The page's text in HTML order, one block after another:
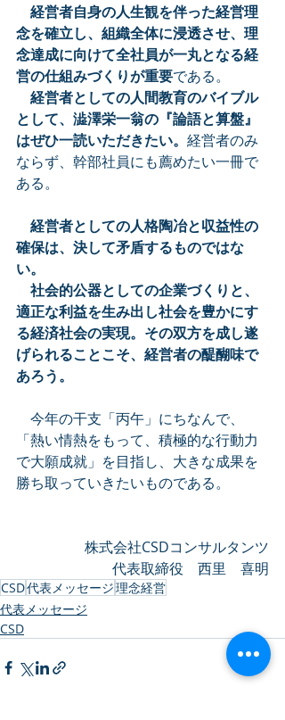
経営者自身の人生観を伴った経営理
念を確立し、組織全体に浸透させ、理
念達成に向けて全社員が一丸となる経
営の仕組みづくりが重要である。
経営者としての人間教育のバイブル
として、澁澤栄一翁の『論語と算盤』
はぜひ一読いただきたい。 経営者のみ
ならず、幹部社員にも薦めたい一冊で
ある。
経営者としての人格陶冶と収益性の
確保は、決して矛盾するものではな
い。
社会的公器としての企業づくりと、
適正な利益を生み出し社会を豊かにす
る経済社会の実現。その双方を成し遂
げられることこそ、経営者の醍醐味で
あろう。
今年の干支「丙午」にちなんで、
「熱い情熱をもって、積極的な行動力
で大願成就」を目指し、大きな成果を
勝ち取っていきたいものである。
株式会社CSDコンサルタンツ
代表取締役　西里　喜明
CSD代表メッセージ理念経営
代表メッセージ
CSD